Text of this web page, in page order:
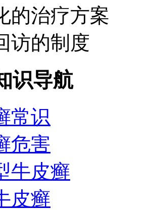
的治疗方案
访的制度
识导航
常识
危害
牛皮癣
皮癣